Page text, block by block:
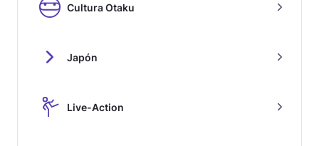
Cultura Otaku
Japón
Live-Action